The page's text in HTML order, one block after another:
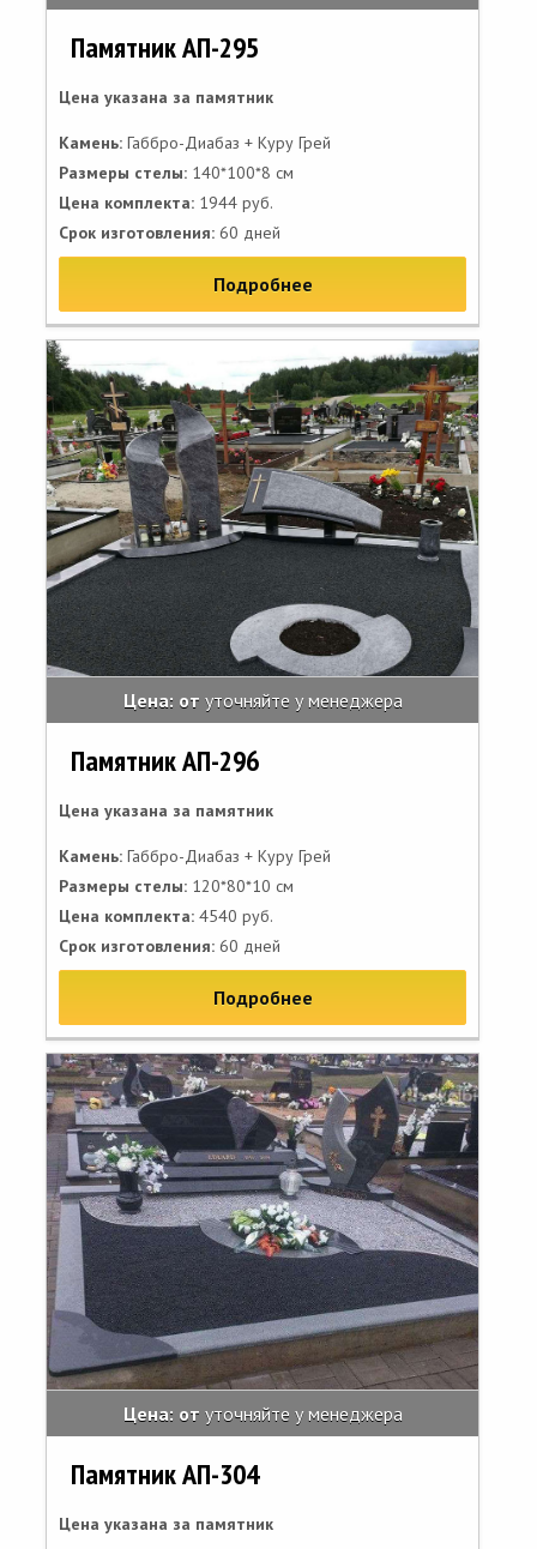
Памятник АП-295
Цена указана за памятник
Камень: Габбро-Диабаз + Куру Грей
Размеры стелы: 140*100*8 см
Цена комплекта: 1944 руб.
Срок изготовления: 60 дней
Подробнее
Цена: от уточняйте у менеджера
Памятник АП-296
Цена указана за памятник
Камень: Габбро-Диабаз + Куру Грей
Размеры стелы: 120*80*10 см
Цена комплекта: 4540 руб.
Срок изготовления: 60 дней
Подробнее
Цена: от уточняйте у менеджера
Памятник АП-304
Цена указана за памятник